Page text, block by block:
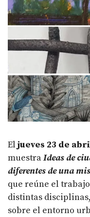
El jueves 23 de
muestraIdeas de
diferentes de una
que reúne el
distintas
sobre el entorno